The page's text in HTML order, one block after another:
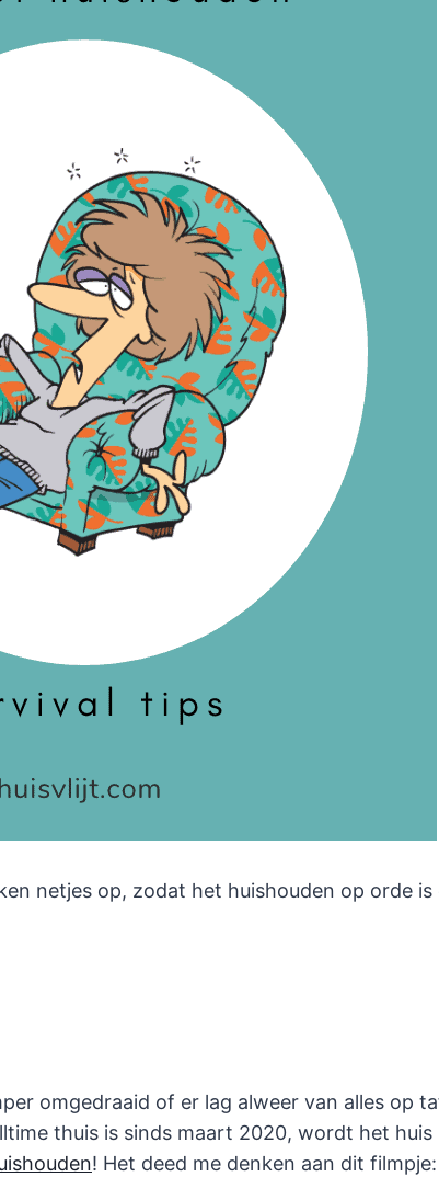
netjes op, zodat het huishouden op orde is
omgedraaid of er lag alweer van alles op
thuis is sinds maart 2020, wordt het huis
! Het deed me denken aan dit filmpje: